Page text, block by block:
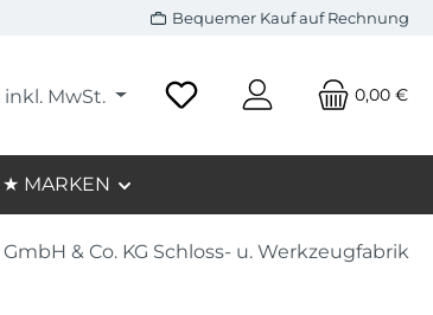
Bequemer Kauf auf Rechnung
inkl. MwSt. 0,00 €
★ MARKEN
& Co. KG Schloss- u. Werkzeugfabrik